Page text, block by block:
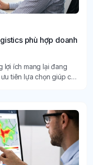
phù hợp doanh
lợi ích mang lại đang
tiên lựa chọn giúp cải